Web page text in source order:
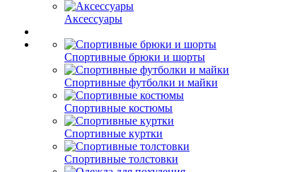
Аксессуары
Спортивные брюки и шорты
Спортивные футболки и майки
Спортивные костюмы
Спортивные куртки
Спортивные толстовки